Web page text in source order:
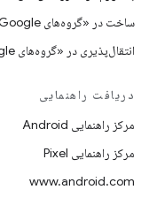
ساخت در «گروه‌های Google»
انتقال‌پذیری در «گروه‌های Google»
دریافت راهنمایی
مرکز راهنمایی Android
مرکز راهنمایی Pixel
www.android.com